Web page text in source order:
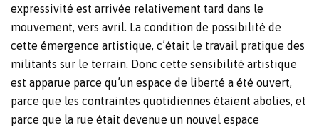
expressivité est arrivée relativement tard dans le
mouvement, vers avril. La condition de possibilité de
cette émergence artistique, c’était le travail pratique des
militants sur le terrain. Donc cette sensibilité artistique
est apparue parce qu’un espace de liberté a été ouvert,
parce que les contraintes quotidiennes étaient abolies, et
parce que la rue était devenue un nouvel espace